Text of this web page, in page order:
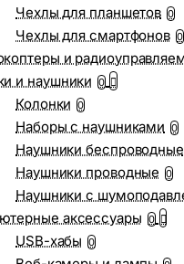
Чехлы для планшетов 0
Чехлы для смартфонов 0
и
и наушники 0
Колонки 0
Наборы с наушниками 0
Наушники беспроводные
Наушники проводные 0
Наушники с
аксессуары 0
USB-хабы 0